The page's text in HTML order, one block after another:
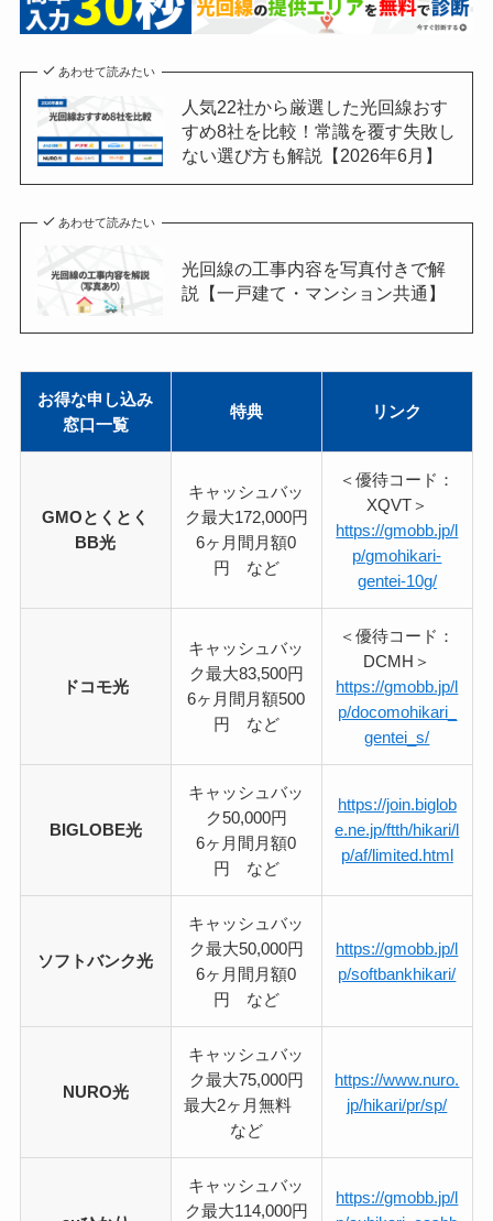
あわせて読みたい
人気22社から厳選した光回線おす
すめ8社を比較！常識を覆す失敗し
ない選び方も解説【2026年6月】
あわせて読みたい
光回線の工事内容を写真付きで解
説【一戸建て・マンション共通】
お得な申し込み
窓口一覧
特典 リンク
GMOとくとく
BB光
キャッシュバッ
ク最大172,000円
6ヶ月間月額0
円 など
＜優待コード：
XQVT＞
https://gmobb.jp/l
p/gmohikari-
gentei-10g/
ドコモ光
キャッシュバッ
ク最大83,500円
6ヶ月間月額500
円 など
＜優待コード：
DCMH＞
https://gmobb.jp/l
p/docomohikari_
gentei_s/
BIGLOBE光
キャッシュバッ
ク50,000円
6ヶ月間月額0
円 など
https://join.biglob
e.ne.jp/ftth/hikari/l
p/af/limited.html
ソフトバンク光
キャッシュバッ
ク最大50,000円
6ヶ月間月額0
円 など
https://gmobb.jp/l
p/softbankhikari/
NURO光
キャッシュバッ
ク最大75,000円
最大2ヶ月無料
など
https://www.nuro.
jp/hikari/pr/sp/
キャッシュバッ
ク最大114,000円
https://gmobb.jp/l